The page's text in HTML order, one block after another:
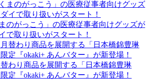
のがっこう」の医療従事者向けグッズが
で取り扱いがスタート！
替わり商品を展開する「日本橋錦豊琳
定『okaki+ あんバター』が新登場！